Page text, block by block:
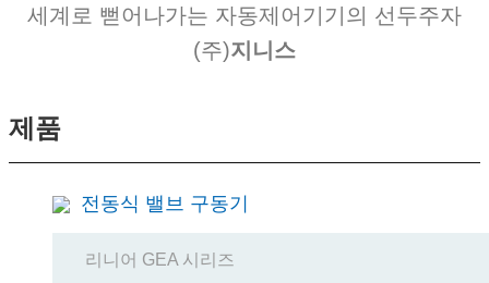
세계로 뻗어나가는 자동제어기기의 선두주자
(주)지니스
제품
전동식 밸브 구동기
리니어 GEA 시리즈